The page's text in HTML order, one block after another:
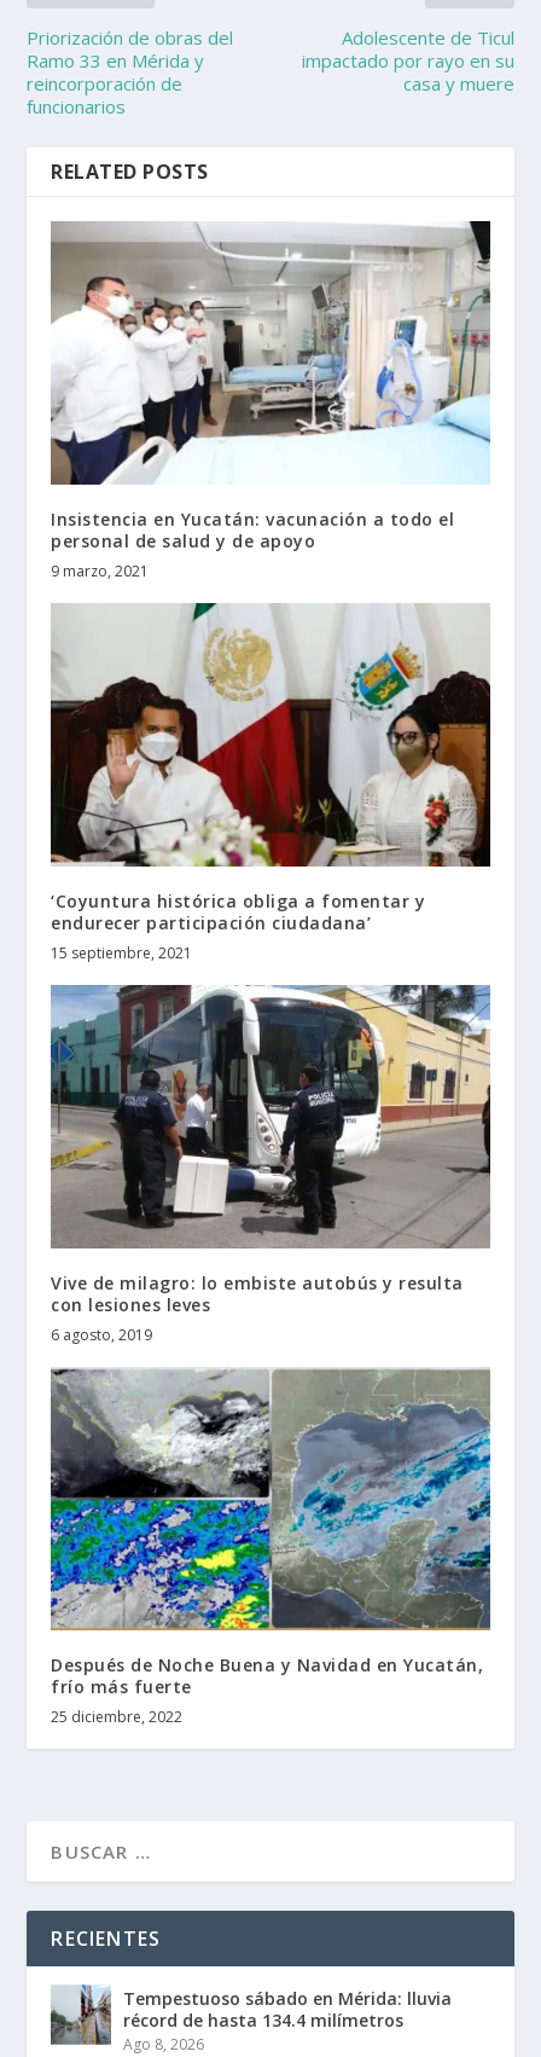
Priorización de obras del
Ramo 33 en Mérida y
reincorporación de
funcionarios
Adolescente de Ticul
impactado por rayo en su
casa y muere
RELATED POSTS
Insistencia en Yucatán: vacunación a todo el
personal de salud y de apoyo
9 marzo, 2021
‘Coyuntura histórica obliga a fomentar y
endurecer participación ciudadana’
15 septiembre, 2021
Vive de milagro: lo embiste autobús y resulta
con lesiones leves
6 agosto, 2019
Después de Noche Buena y Navidad en Yucatán,
frío más fuerte
25 diciembre, 2022
RECIENTES
Tempestuoso sábado en Mérida: lluvia
récord de hasta 134.4 milímetros
Ago 8, 2026